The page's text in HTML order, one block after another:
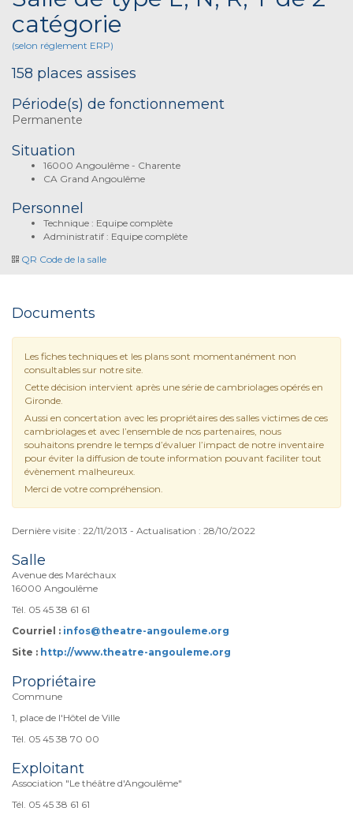
catégorie
(selon réglement ERP)
158 places assises
Période(s) de fonctionnement
Permanente
Situation
16000 Angoulême - Charente
CA Grand Angoulême
Personnel
Technique : Equipe complète
Administratif : Equipe complète
QR Code de la salle
Documents
Les fiches techniques et les plans sont momentanément non
consultables sur notre site.
Cette décision intervient après une série de cambriolages opérés en
Gironde.
Aussi en concertation avec les propriétaires des salles victimes de ces
cambriolages et avec l’ensemble de nos partenaires, nous
souhaitons prendre le temps d’évaluer l’impact de notre inventaire
pour éviter la diffusion de toute information pouvant faciliter tout
évènement malheureux.
Merci de votre compréhension.
Dernière visite : 22/11/2013 - Actualisation : 28/10/2022
Salle
Avenue des Maréchaux
16000 Angoulême
Tél. 05 45 38 61 61
Courriel : infos@theatre-angouleme.org
Site : http://www.theatre-angouleme.org
Propriétaire
Commune
1, place de l'Hôtel de Ville
Tél. 05 45 38 70 00
Exploitant
Association "Le théâtre d'Angoulême"
Tél. 05 45 38 61 61